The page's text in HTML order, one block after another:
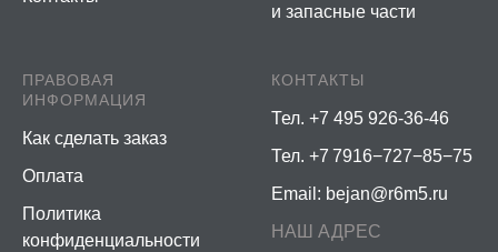
и запасные части
ПРАВОВАЯ
ИНФОРМАЦИЯ
Как сделать заказ
Оплата
Политика
конфиденциальности
КОНТАКТЫ
Тел. +7 495 926-36-46
Тел. +7 7916−727−85−75
Email: bejan@r6m5.ru
НАШ АДРЕС